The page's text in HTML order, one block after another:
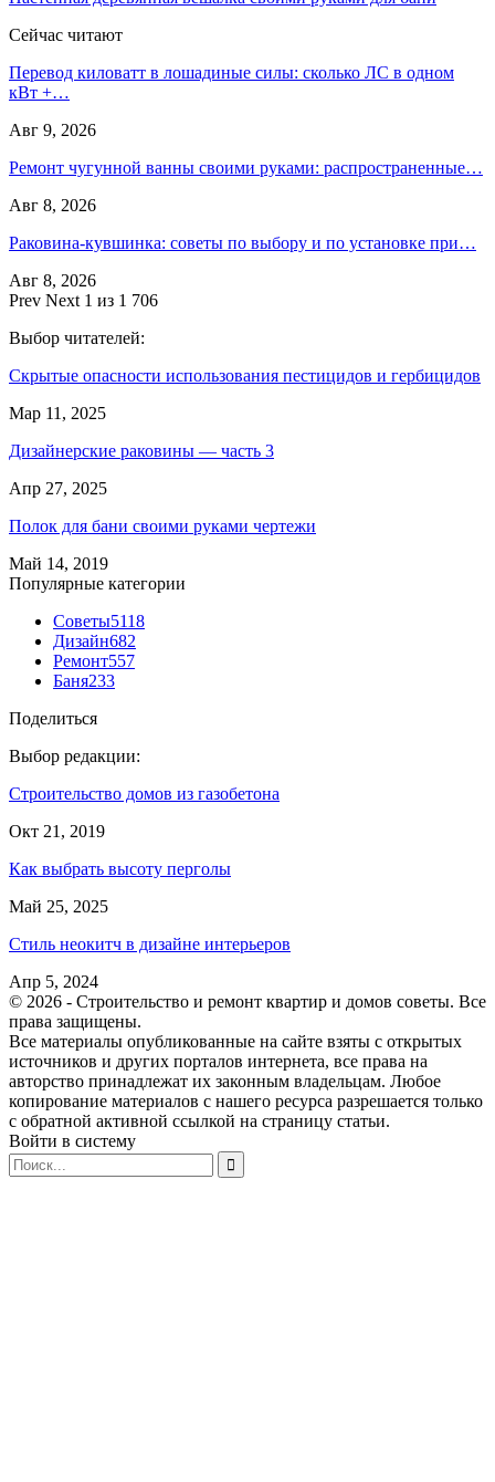
Сейчас читают
Перевод киловатт в лошадиные силы: сколько ЛС в одном
кВт +…
Авг 9, 2026
Ремонт чугунной ванны своими руками: распространенные…
Авг 8, 2026
Раковина-кувшинка: советы по выбору и по установке при…
Авг 8, 2026
Prev Next 1 из 1 706
Выбор читателей:
Скрытые опасности использования пестицидов и гербицидов
Мар 11, 2025
Дизайнерские раковины — часть 3
Апр 27, 2025
Полок для бани своими руками чертежи
Май 14, 2019
Популярные категории
Советы5118
Дизайн682
Ремонт557
Баня233
Поделиться
Выбор редакции:
Строительство домов из газобетона
Окт 21, 2019
Как выбрать высоту перголы
Май 25, 2025
Стиль неокитч в дизайне интерьеров
Апр 5, 2024
© 2026 - Строительство и ремонт квартир и домов советы. Все
права защищены.
Все материалы опубликованные на сайте взяты с открытых
источников и других порталов интернета, все права на
авторство принадлежат их законным владельцам. Любое
копирование материалов с нашего ресурса разрешается только
с обратной активной ссылкой на страницу статьи.
Войти в систему